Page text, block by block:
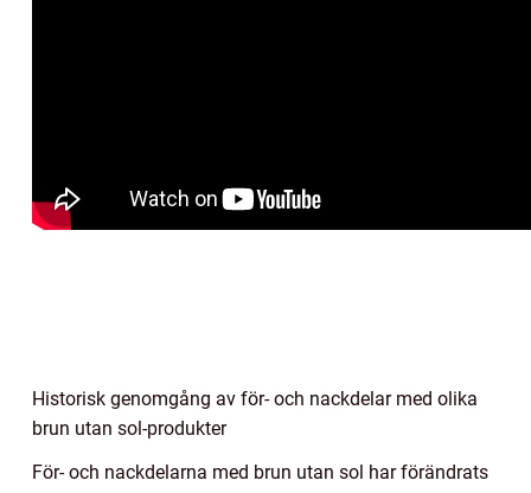
Historisk genomgång av för- och nackdelar med olika
brun utan sol-produkter
För- och nackdelarna med brun utan sol har förändrats